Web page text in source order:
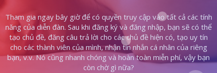
Tham gia ngay bây giờ để có quyền truy cập vào tất cả các tính
năng của diễn đàn. Sau khi đăng ký và đăng nhập, bạn sẽ có thể
tạo chủ đề, đăng câu trả lời cho các chủ đề hiện có, tạo uy tín
cho các thành viên của mình, nhận tin nhắn cá nhân của riêng
bạn, v.v. Nó cũng nhanh chóng và hoàn toàn miễn phí, vậy bạn
còn chờ gì nữa?